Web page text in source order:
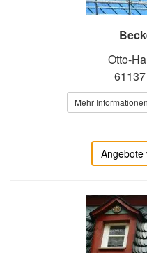
Otto-
Mehr
Angebote